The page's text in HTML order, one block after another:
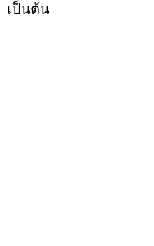
เป็นต้น